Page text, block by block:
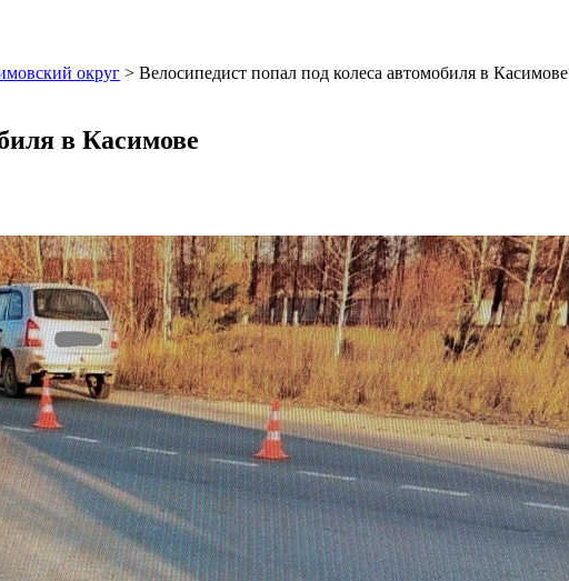
округ > Велосипедист попал под колеса автомобиля в Касимове
в Касимове